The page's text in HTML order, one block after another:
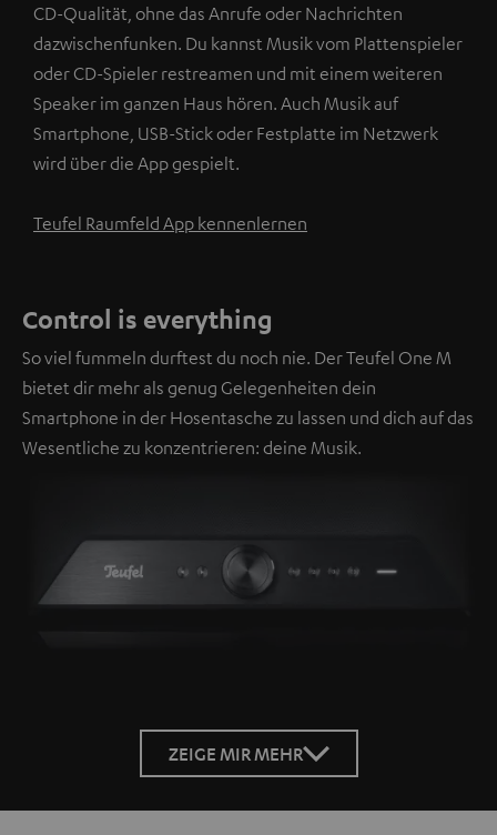
CD-Qualität, ohne das Anrufe oder Nachrichten
dazwischenfunken. Du kannst Musik vom Plattenspieler
oder CD-Spieler restreamen und mit einem weiteren
Speaker im ganzen Haus hören. Auch Musik auf
Smartphone, USB-Stick oder Festplatte im Netzwerk
wird über die App gespielt.
Teufel Raumfeld App kennenlernen
Control is everything
So viel fummeln durftest du noch nie. Der Teufel One M
bietet dir mehr als genug Gelegenheiten dein
Smartphone in der Hosentasche zu lassen und dich auf das
Wesentliche zu konzentrieren: deine Musik.
ZEIGE MIR MEHR